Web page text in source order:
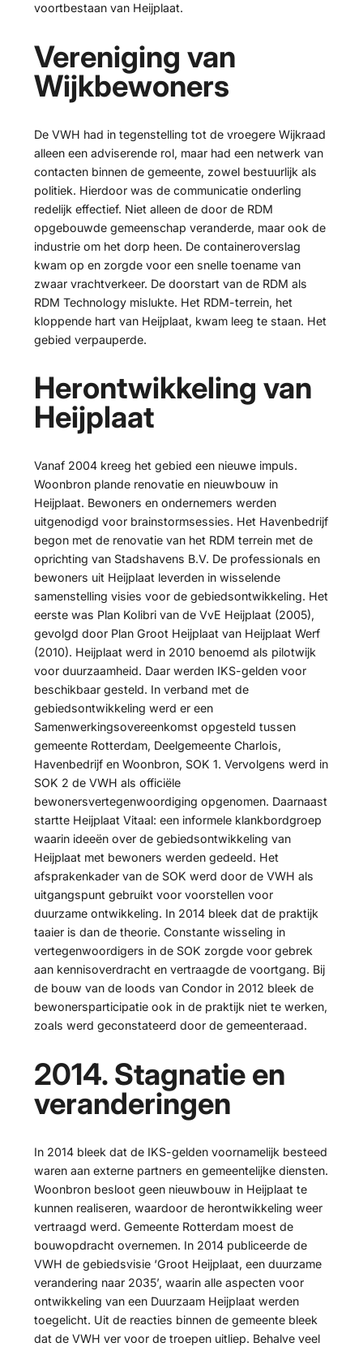
voortbestaan van Heijplaat.
Vereniging van
Wijkbewoners
De VWH had in tegenstelling tot de vroegere Wijkraad
alleen een adviserende rol, maar had een netwerk van
contacten binnen de gemeente, zowel bestuurlijk als
politiek. Hierdoor was de communicatie onderling
redelijk effectief. Niet alleen de door de RDM
opgebouwde gemeenschap veranderde, maar ook de
industrie om het dorp heen. De containeroverslag
kwam op en zorgde voor een snelle toename van
zwaar vrachtverkeer. De doorstart van de RDM als
RDM Technology mislukte. Het RDM-terrein, het
kloppende hart van Heijplaat, kwam leeg te staan. Het
gebied verpauperde.
Herontwikkeling van
Heijplaat
Vanaf 2004 kreeg het gebied een nieuwe impuls.
Woonbron plande renovatie en nieuwbouw in
Heijplaat. Bewoners en ondernemers werden
uitgenodigd voor brainstormsessies. Het Havenbedrijf
begon met de renovatie van het RDM terrein met de
oprichting van Stadshavens B.V. De professionals en
bewoners uit Heijplaat leverden in wisselende
samenstelling visies voor de gebiedsontwikkeling. Het
eerste was Plan Kolibri van de VvE Heijplaat (2005),
gevolgd door Plan Groot Heijplaat van Heijplaat Werf
(2010). Heijplaat werd in 2010 benoemd als pilotwijk
voor duurzaamheid. Daar werden IKS-gelden voor
beschikbaar gesteld. In verband met de
gebiedsontwikkeling werd er een
Samenwerkingsovereenkomst opgesteld tussen
gemeente Rotterdam, Deelgemeente Charlois,
Havenbedrijf en Woonbron, SOK 1. Vervolgens werd in
SOK 2 de VWH als officiële
bewonersvertegenwoordiging opgenomen. Daarnaast
startte Heijplaat Vitaal: een informele klankbordgroep
waarin ideeën over de gebiedsontwikkeling van
Heijplaat met bewoners werden gedeeld. Het
afsprakenkader van de SOK werd door de VWH als
uitgangspunt gebruikt voor voorstellen voor
duurzame ontwikkeling. In 2014 bleek dat de praktijk
taaier is dan de theorie. Constante wisseling in
vertegenwoordigers in de SOK zorgde voor gebrek
aan kennisoverdracht en vertraagde de voortgang. Bij
de bouw van de loods van Condor in 2012 bleek de
bewonersparticipatie ook in de praktijk niet te werken,
zoals werd geconstateerd door de gemeenteraad.
2014. Stagnatie en
veranderingen
In 2014 bleek dat de IKS-gelden voornamelijk besteed
waren aan externe partners en gemeentelijke diensten.
Woonbron besloot geen nieuwbouw in Heijplaat te
kunnen realiseren, waardoor de herontwikkeling weer
vertraagd werd. Gemeente Rotterdam moest de
bouwopdracht overnemen. In 2014 publiceerde de
VWH de gebiedsvisie ‘Groot Heijplaat, een duurzame
verandering naar 2035’, waarin alle aspecten voor
ontwikkeling van een Duurzaam Heijplaat werden
toegelicht. Uit de reacties binnen de gemeente bleek
dat de VWH ver voor de troepen uitliep. Behalve veel